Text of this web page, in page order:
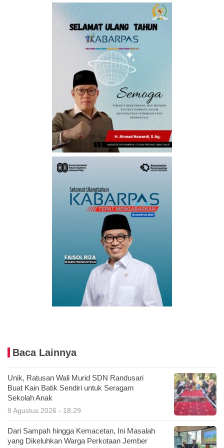
Baca Lainnya
Unik, Ratusan Wali Murid SDN Randusari
Buat Kain Batik Sendiri untuk Seragam
Sekolah Anak
8 Agustus 2026 - 18:29
Dari Sampah hingga Kemacetan, Ini Masalah
yang Dikeluhkan Warga Perkotaan Jember